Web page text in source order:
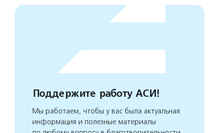
Поддержите работу АСИ!
Мы работаем, чтобы у вас была актуальная
информация и полезные материалы